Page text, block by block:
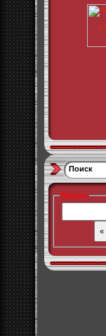
Поиск
Поиск: